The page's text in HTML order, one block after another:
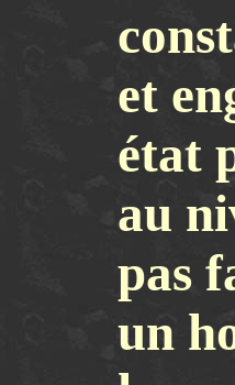
et
état
au
pas
un